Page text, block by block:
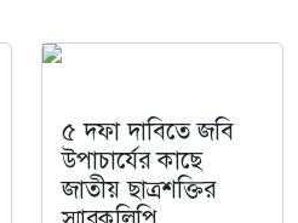
৫ দফা দাবিতে জবি
উপাচার্যের কাছে
জাতীয় ছাত্রশক্তির